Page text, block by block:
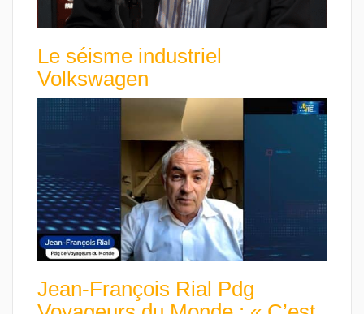
Le séisme industriel
Volkswagen
Jean-François Rial Pdg